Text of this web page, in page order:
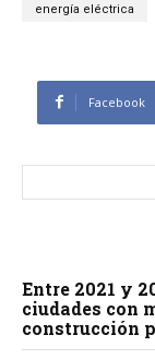
energía eléctrica
Facebook
Entre 2021 y
ciudades con
construcción